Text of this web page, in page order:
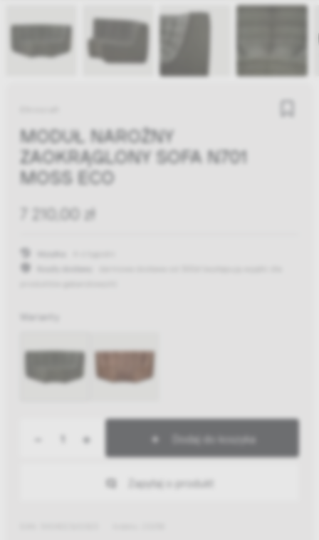
MODUŁ NAROŻNY
ZAOKRĄGLONY SOFA N701
MOSS ECO
7 210,00 zł
Warianty
+ Dodaj do koszyka
Zapytaj o produkt